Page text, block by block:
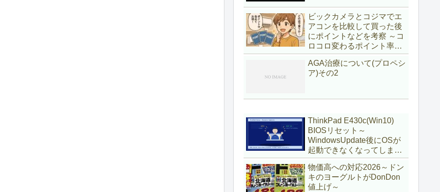
ビックカメラとコジマでエ
アコンを比較して買った後
にポイントなどを考察 ～コ
ロコロ変わるポイント率に
注意＆株主優待券はポイン
ト率が低い時に使うべし～
AGA治療について(プロペシ
ア)その2
ThinkPad E430c(Win10)
BIOSリセット～
WindowsUpdate後にOSが
起動できなくなってしまい
復旧～
物価高への対応2026～ドン
キのヨーグルトがDonDon
値上げ～